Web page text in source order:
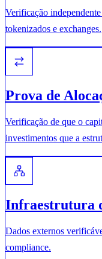
Verificação
tokenizados e exchanges.
Prova de
Verificação de que o
investimentos que a
Infraestrutura
Dados externos
compliance.